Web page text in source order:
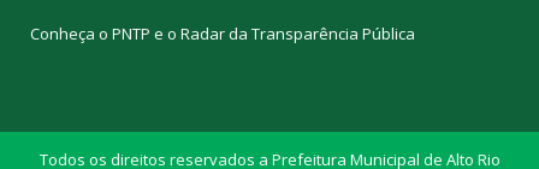
Conheça o PNTP e o Radar da Transparência Pública
Todos os direitos reservados a Prefeitura Municipal de Alto Rio